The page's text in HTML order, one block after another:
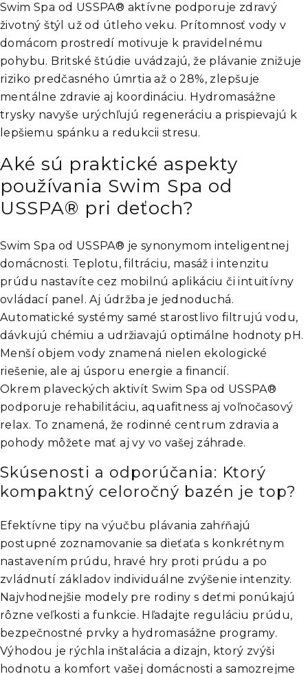
Swim Spa od USSPA® aktívne podporuje zdravý
životný štýl už od útleho veku. Prítomnosť vody v
domácom prostredí motivuje k pravidelnému
pohybu. Britské štúdie uvádzajú, že plávanie znižuje
riziko predčasného úmrtia až o 28%, zlepšuje
mentálne zdravie aj koordináciu. Hydromasážne
trysky navyše urýchľujú regeneráciu a prispievajú k
lepšiemu spánku a redukcii stresu.​
Aké sú praktické aspekty
používania Swim Spa od
USSPA® pri deťoch?
Swim Spa od USSPA® je synonymom inteligentnej
domácnosti. Teplotu, filtráciu, masáž i intenzitu
prúdu nastavíte cez mobilnú aplikáciu či intuitívny
ovládací panel. Aj údržba je jednoduchá.
Automatické systémy samé starostlivo filtrujú vodu,
dávkujú chémiu a udržiavajú optimálne hodnoty pH.
Menší objem vody znamená nielen ekologické
riešenie, ale aj úsporu energie a financií.​
Okrem plaveckých aktivít Swim Spa od USSPA®
podporuje rehabilitáciu, aquafitness aj voľnočasový
relax. To znamená, že rodinné centrum zdravia a
pohody môžete mať aj vy vo vašej záhrade.
Skúsenosti a odporúčania: Ktorý
kompaktný celoročný bazén je top?
Efektívne tipy na výučbu plávania zahŕňajú
postupné zoznamovanie sa dieťaťa s konkrétnym
nastavením prúdu, hravé hry proti prúdu a po
zvládnutí základov individuálne zvýšenie intenzity.
Najvhodnejšie modely pre rodiny s deťmi ponúkajú
rôzne veľkosti a funkcie. Hľadajte reguláciu prúdu,
bezpečnostné prvky a hydromasážne programy.
Výhodou je rýchla inštalácia a dizajn, ktorý zvýši
hodnotu a komfort vašej domácnosti a samozrejme